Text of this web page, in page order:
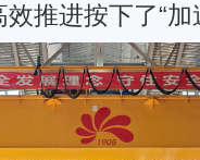
推进按下了“加